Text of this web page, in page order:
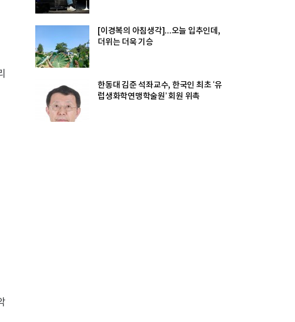
[이경복의 아침생각]...오늘 입추인데,
더위는 더욱 기승
한동대 김준 석좌교수, 한국인 최초 ‘유
럽생화학연맹학술원’ 회원 위촉